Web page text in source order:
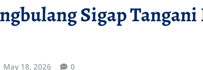
Sigap
May 18, 2026 0